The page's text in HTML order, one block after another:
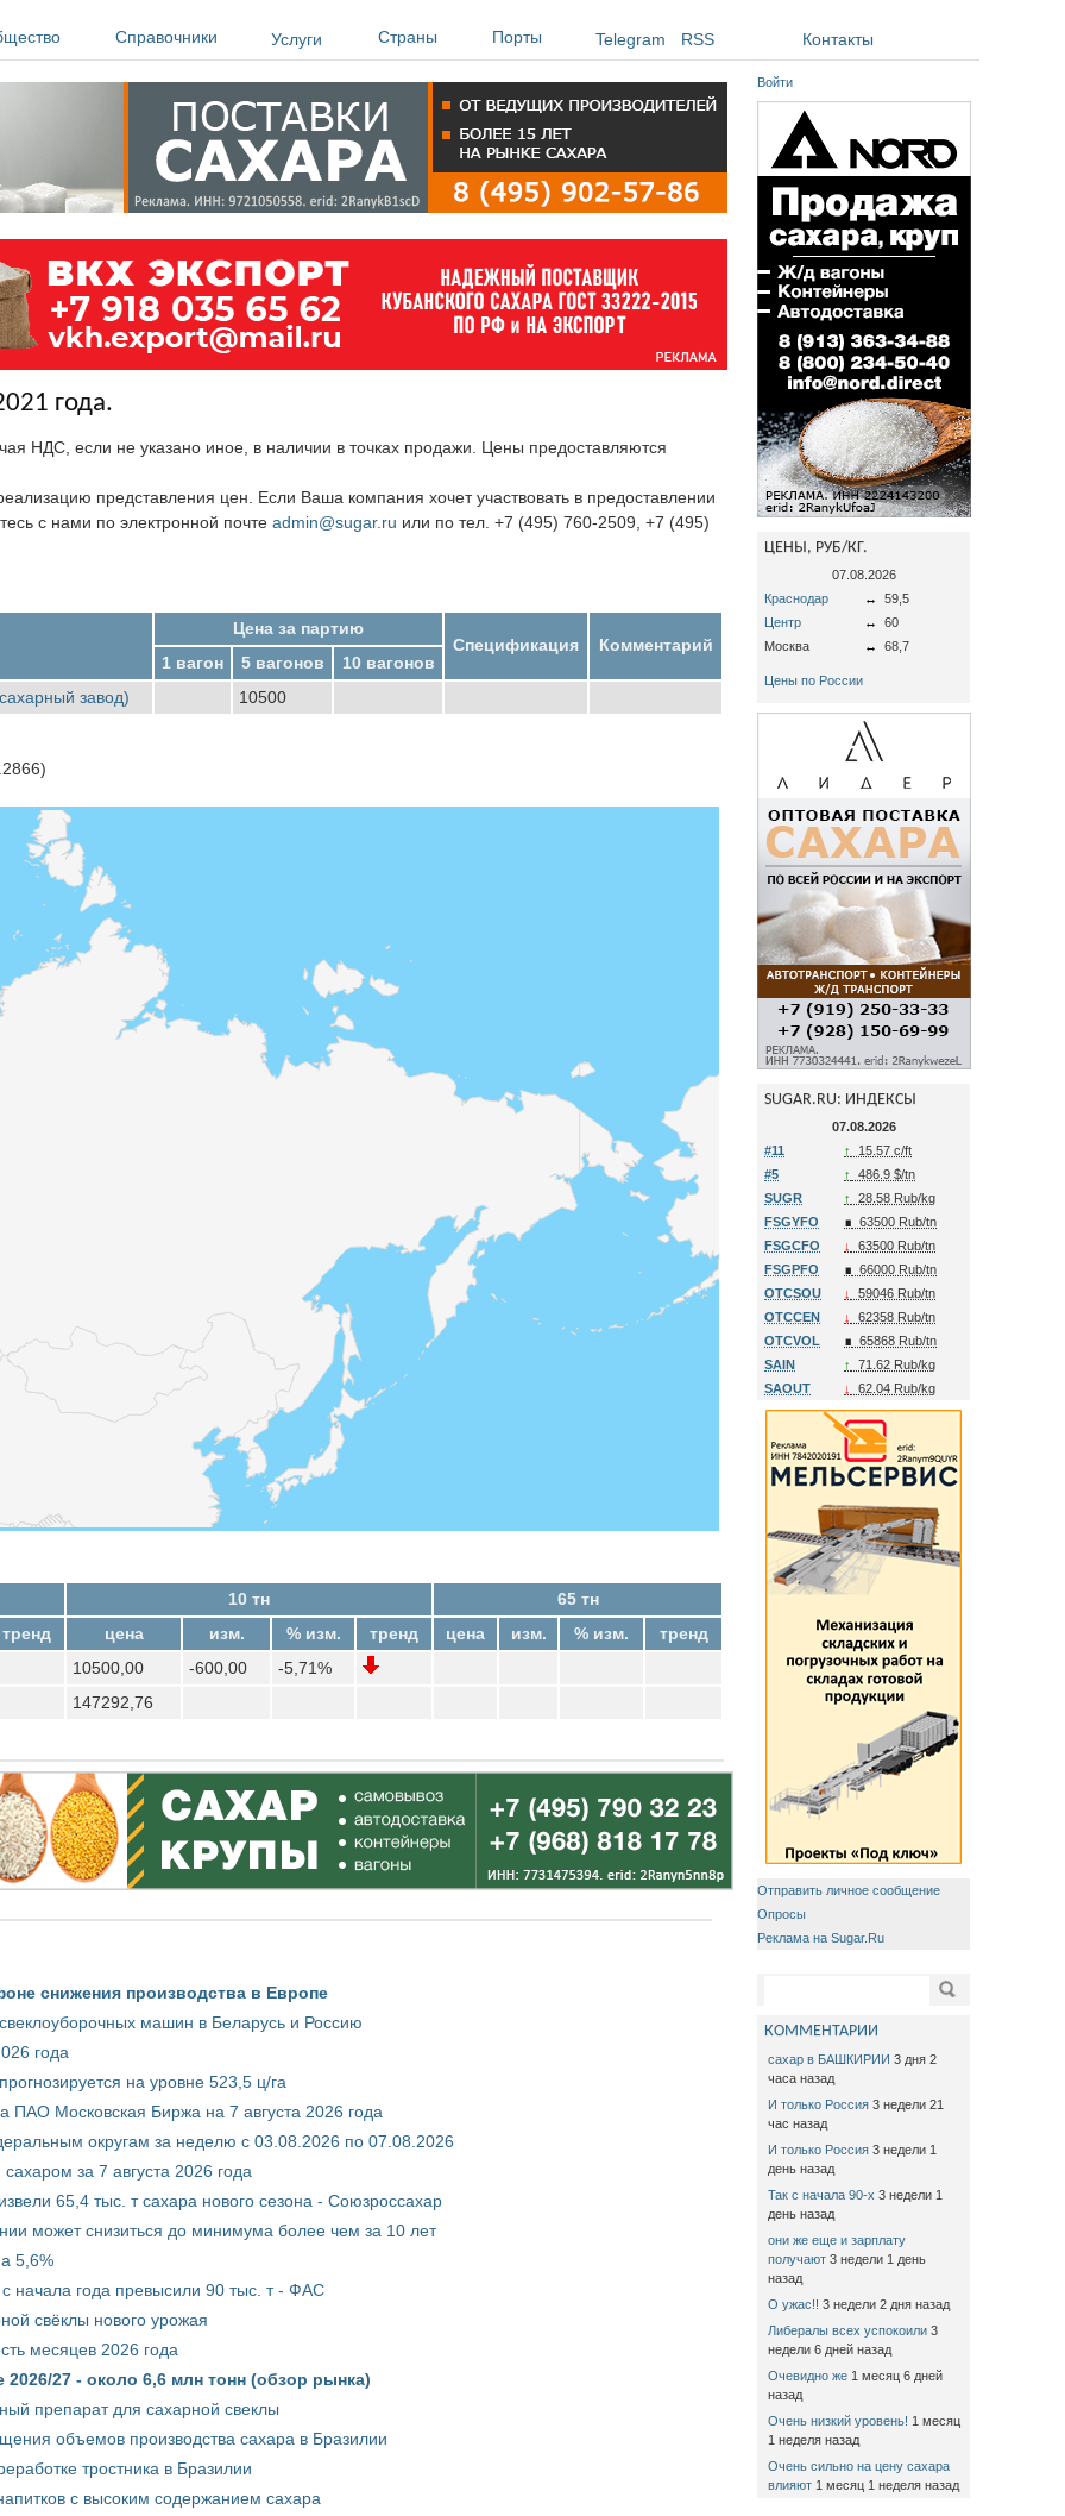
Справочники Услуги Страны Порты Telegram RSS Контакты
года.
НДС, если не указано иное, в наличии в точках продажи. Цены предоставляются
представления цен. Если Ваша компания хочет участвовать в предоставлении
с нами по электронной почте admin@sugar.ru или по тел. +7 (495) 760-2509, +7 (495)
Цена за партию
Спецификация
Комментарий
1 вагон
5 вагонов
10 вагонов
завод) 10500
10 тн
65 тн
тренд цена изм. % изм. тренд цена изм. % изм. тренд
10500,00 -600,00
-5,71%
147292,76
снижения производства в Европе
машин в Беларусь и Россию
года
на уровне 523,5 ц/га
Московская Биржа на 7 августа 2026 года
округам за неделю с 03.08.2026 по 07.08.2026
за 7 августа 2026 года
65,4 тыс. т сахара нового сезона - Союзроссахар
может снизиться до минимума более чем за 10 лет
5,6%
начала года превысили 90 тыс. т - ФАС
свёклы нового урожая
месяцев 2026 года
2026/27 - около 6,6 млн тонн (обзор рынка)
препарат для сахарной свеклы
объемов производства сахара в Бразилии
тростника в Бразилии
с высоким содержанием сахара
Войти
ЦЕНЫ, РУБ/КГ.
07.08.2026
Краснодар
↔
59,5
Центр
↔
60
Москва
↔ 68,7
Цены по России
SUGAR.RU: ИНДЕКСЫ
07.08.2026
#11
↑
15.57 c/ft
#5
↑
486.9 $/tn
SUGR
↑
28.58 Rub/kg
FSGYFO
∎ 63500 Rub/tn
FSGCFO
↓
63500 Rub/tn
FSGPFO
∎ 66000 Rub/tn
OTCSOU
↓
59046 Rub/tn
OTCCEN
↓
62358 Rub/tn
OTCVOL
∎ 65868 Rub/tn
SAIN
↑
71.62 Rub/kg
SAOUT
↓ 62.04 Rub/kg
Отправить личное сообщение
Опросы
Реклама на Sugar.Ru
Поиск
КОММЕНТАРИИ
сахар в БАШКИРИИ 3 дня 2
часа назад
И только Россия 3 недели 21
час назад
И только Россия 3 недели 1
день назад
Так с начала 90-х 3 недели 1
день назад
они же еще и зарплату
получают 3 недели 1 день
назад
О ужас!! 3 недели 2 дня назад
Либералы всех успокоили 3
недели 6 дней назад
Очевидно же 1 месяц 6 дней
назад
Очень низкий уровень! 1 месяц
1 неделя назад
Очень сильно на цену сахара
влияют 1 месяц 1 неделя назад